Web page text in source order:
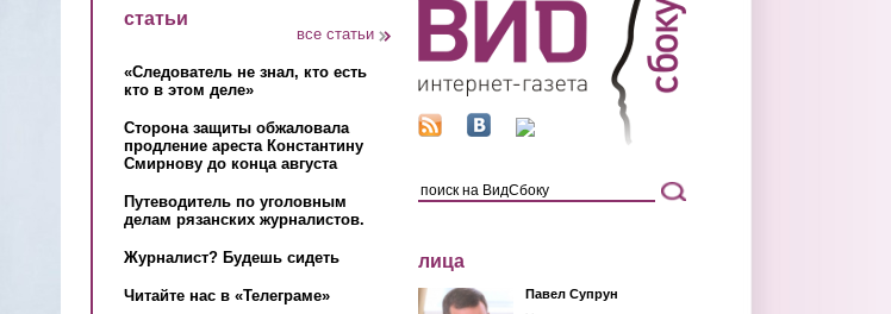
статьи
все статьи
«Следователь не знал, кто есть
кто в этом деле»
Сторона защиты обжаловала
продление ареста Константину
Смирнову до конца августа
Путеводитель по уголовным
делам рязанских журналистов.
Журналист? Будешь сидеть
Читайте нас в «Телеграме»
лица
Павел Супрун